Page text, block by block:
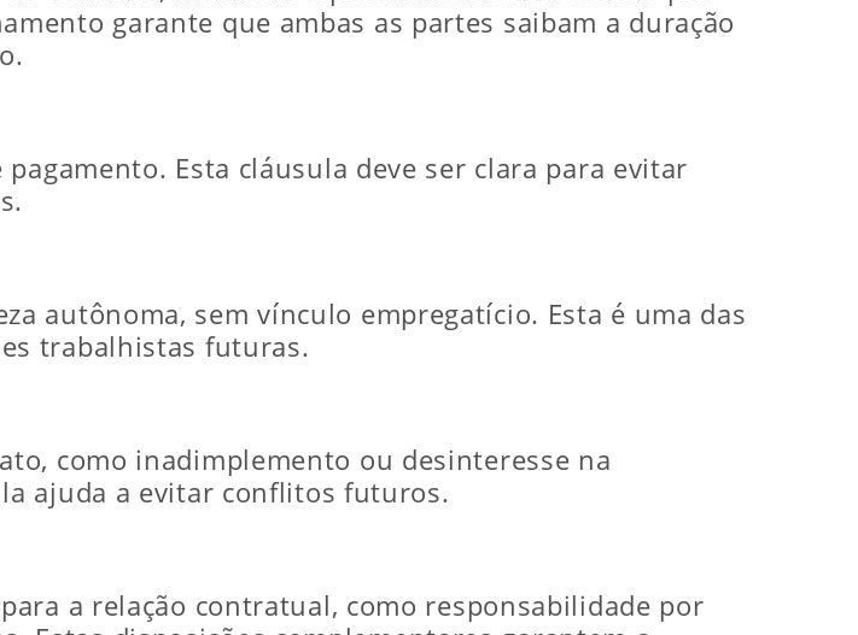
garante que ambas as partes saibam a duração
Esta cláusula deve ser clara para evitar
autônoma, sem vínculo empregatício. Esta é uma das
trabalhistas futuras.
como inadimplemento ou desinteresse na
ajuda a evitar conflitos futuros.
a relação contratual, como responsabilidade por